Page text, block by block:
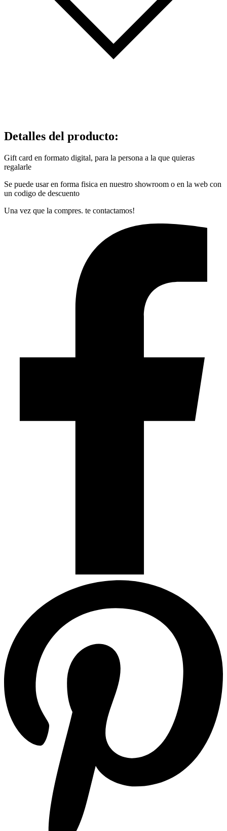
Detalles del producto:
Gift card en formato digital, para la persona a la que quieras
regalarle
Se puede usar en forma fisica en nuestro showroom o en la web con
un codigo de descuento
Una vez que la compres. te contactamos!